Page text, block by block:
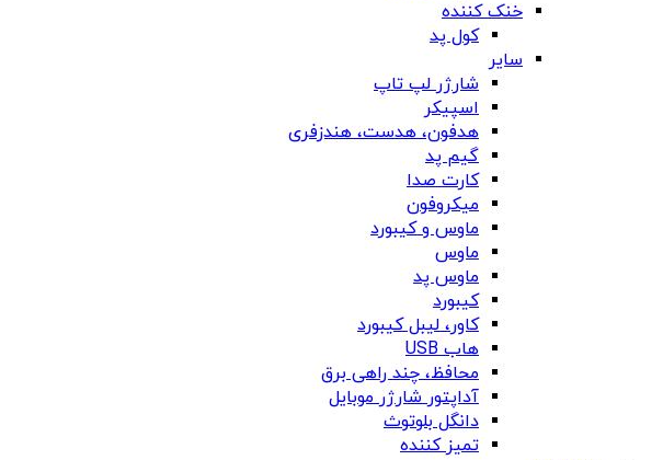
خنک کننده
کول پد
سایر
شارژر لپ تاپ
اسپیکر
هدفون، هدست، هندزفری
گیم پد
کارت صدا
میکروفون
ماوس و کیبورد
ماوس
ماوس پد
کیبورد
کاور، لیبل کیبورد
هاب USB
محافظ، چند راهی برق
آداپتور شارژر موبایل
دانگل بلوتوث
تمیز کننده